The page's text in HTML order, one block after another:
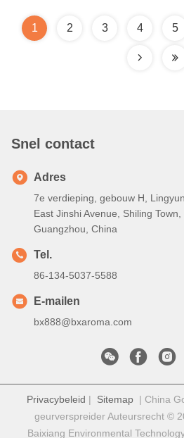
1 2 3 4 5
Snel contact
Adres
7e verdieping, gebouw H,
East Jinshi Avenue, Shiling Town,
Guangzhou, China
Tel.
86-134-5037-5588
E-mailen
bx888@bxaroma.com
Privacybeleid | Sitemap| China
geurverspreider Auteursrecht ©
Baixiang Environmental